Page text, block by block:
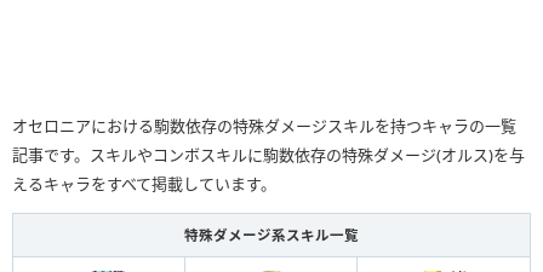
オセロニアにおける駒数依存の特殊ダメージスキルを持つキャラの一覧
記事です。スキルやコンボスキルに駒数依存の特殊ダメージ(オルス)を与
えるキャラをすべて掲載しています。
特殊ダメージ系スキル一覧